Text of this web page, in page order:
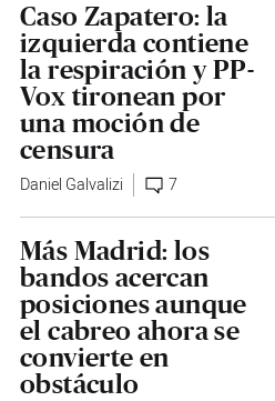
Caso Zapatero: la
izquierda contiene
la respiración y PP-
Vox tironean por
una moción de
censura
Daniel Galvalizi 7
Más Madrid: los
bandos acercan
posiciones aunque
el cabreo ahora se
convierte en
obstáculo